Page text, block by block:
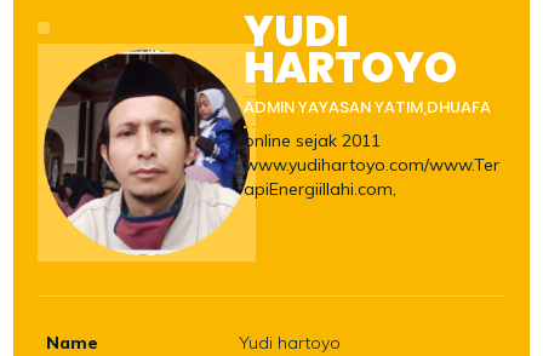
YUDI
HARTOYO
ADMIN YAYASAN YATIM,DHUAFA
online sejak 2011
www.yudihartoyo.com/www.Ter
apiEnergiillahi.com,
Name
Yudi hartoyo